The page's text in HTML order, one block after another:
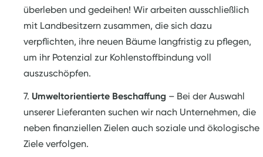
überleben und gedeihen! Wir arbeiten ausschließlich
mit Landbesitzern zusammen, die sich dazu
verpflichten, ihre neuen Bäume langfristig zu pflegen,
um ihr Potenzial zur Kohlenstoffbindung voll
auszuschöpfen.
Umweltorientierte Beschaffung – Bei der Auswahl
unserer Lieferanten suchen wir nach Unternehmen, die
neben finanziellen Zielen auch soziale und ökologische
Ziele verfolgen.